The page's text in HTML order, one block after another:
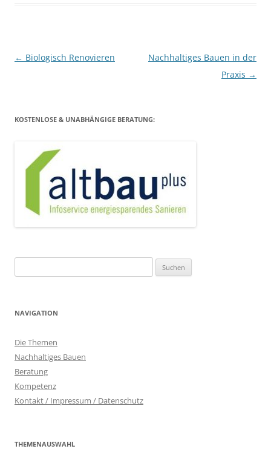
Beitragsnavigation
← Biologisch Renovieren
Nachhaltiges Bauen in der
Praxis →
KOSTENLOSE & UNABHÄNGIGE BERATUNG:
nach:
NAVIGATION
Die Themen
Nachhaltiges Bauen
Beratung
Kompetenz
Kontakt / Impressum / Datenschutz
THEMENAUSWAHL